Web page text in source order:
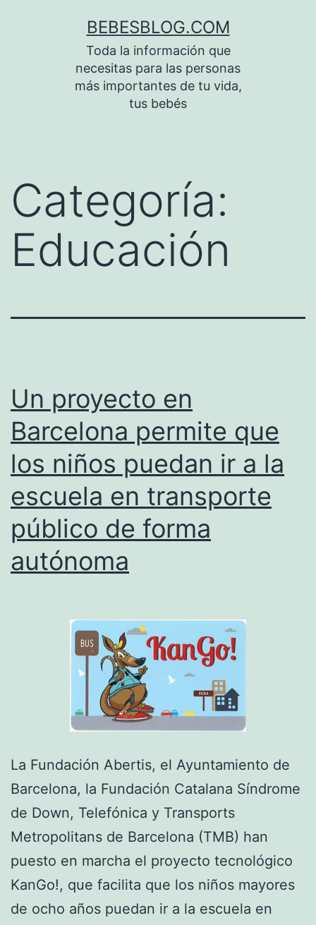
BEBESBLOG.COM
Toda la información que
necesitas para las personas
más importantes de tu vida,
tus bebés
Categoría:
Educación
Un proyecto en
Barcelona permite que
los niños puedan ir a la
escuela en transporte
público de forma
autónoma
La Fundación Abertis, el Ayuntamiento de
Barcelona, la Fundación Catalana Síndrome
de Down, Telefónica y Transports
Metropolitans de Barcelona (TMB) han
puesto en marcha el proyecto tecnológico
KanGo!, que facilita que los niños mayores
de ocho años puedan ir a la escuela en